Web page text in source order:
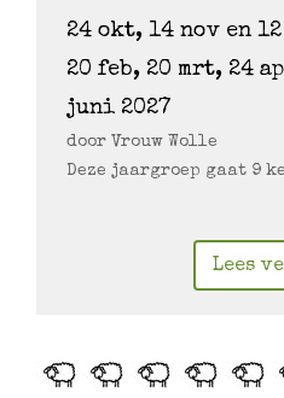
24 okt, 14 nov en
20 feb, 20 mrt, 24
juni 2027
door Vrouw Wolle
Deze jaargroep gaat 9
Lees